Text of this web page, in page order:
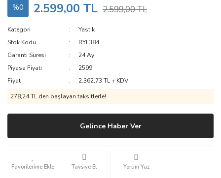
%0 2.599,00 TL 2.599,00 TL
Kategori
Yastık
Stok Kodu
RYL384
Garanti Süresi
24 Ay
Piyasa Fiyatı
2599
Fiyat
2.362,73 TL + KDV
278,24 TL den başlayan taksitlerle!
Gelince Haber Ver
Tavsiye Et Yorum Yaz